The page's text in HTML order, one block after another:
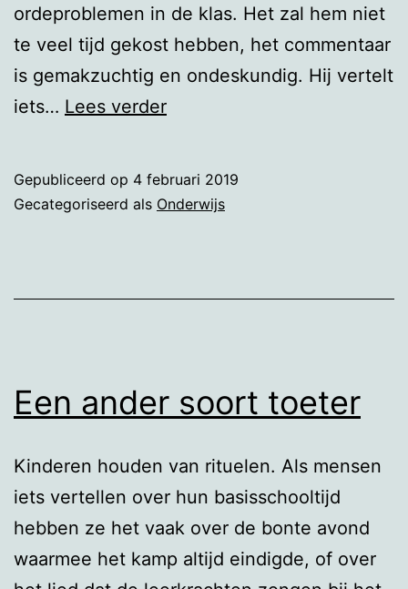
ordeproblemen in de klas. Het zal hem niet
te veel tijd gekost hebben, het commentaar
is gemakzuchtig en ondeskundig. Hij vertelt
iets… Lees verderCommentaar
Gepubliceerd op 4 februari 2019
Gecategoriseerd als Onderwijs
Een ander soort toeter
Kinderen houden van rituelen. Als mensen
iets vertellen over hun basisschooltijd
hebben ze het vaak over de bonte avond
waarmee het kamp altijd eindigde, of over